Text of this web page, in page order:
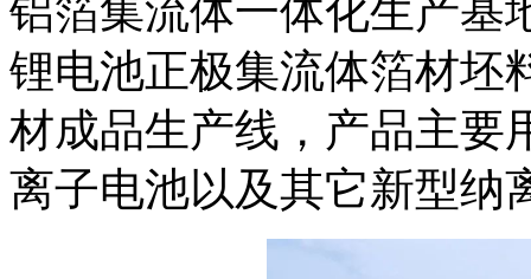
铝箔集流体一体化生产基
锂电池正极集流体箔材坯
材成品生产线，产品主要
离子电池以及其它新型纳